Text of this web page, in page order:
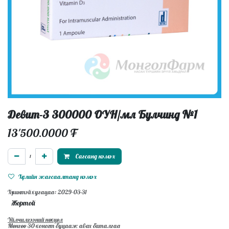
Девит-3 300000 ОУН/мл Булчинд №1
13'500.0000₮
Сагсанд нэмэх
Хүслийн жагсаалтанд нэмэх
Хүчинтэй хугацаа: 2029-03-31
Жортой
Үйлчилгээний нөхцөл
Мөнгөө 30-хоногт буцааж авах баталгаа